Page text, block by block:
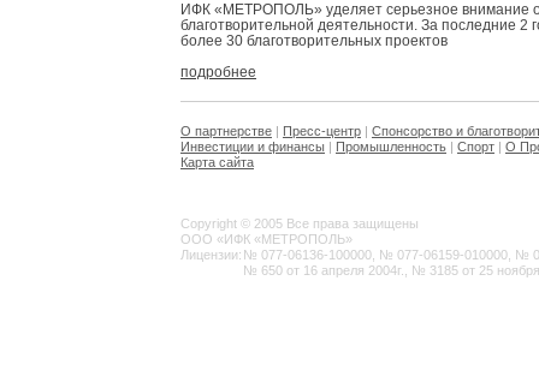
ИФК «МЕТРОПОЛЬ» уделяет серьезное внимание
благотворительной деятельности. За последние 2
более 30 благотворительных проектов
подробнее
О партнерстве | Пресс-центр | Спонсорство и
Инвестиции и финансы | Промышленность | Спорт | О
Карта сайта
Copyright © 2005 Все права защищены
ООО «ИФК «МЕТРОПОЛЬ»
Лицензии: № 077-06136-100000, № 077-06159-010000, №
№ 650 от 16 апреля 2004г., № 3185 от 25